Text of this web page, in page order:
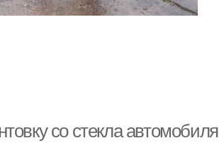
со стекла автомобиля